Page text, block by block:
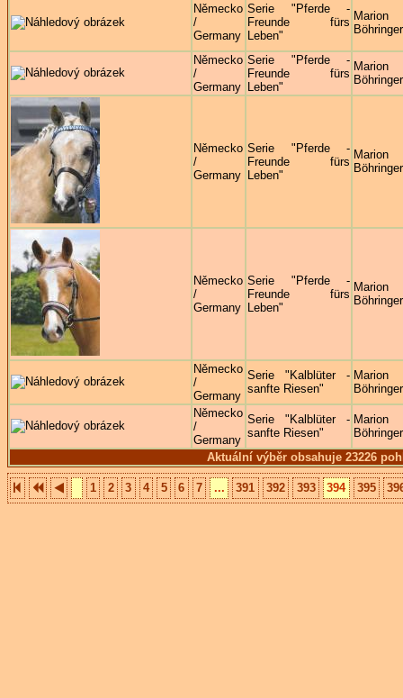
Aktuální výběr obsahuje 23226
Německo
/
Germany
Serie "Pferde -
Freunde fürs
Leben"
Marion
Böhringer
Německo
/
Germany
Serie "Pferde -
Freunde fürs
Leben"
Marion
Böhringer
Německo
/
Germany
Serie "Pferde -
Freunde fürs
Leben"
Marion
Böhringer
Německo
/
Germany
Serie "Pferde -
Freunde fürs
Leben"
Marion
Böhringer
Německo
/
Germany
Serie "Kalblüter -
sanfte Riesen"
Marion
Böhringer
Německo
/
Germany
Serie "Kalblüter -
sanfte Riesen"
Marion
Böhringer
1 2 3 4 5 6 7 ... 391 392 393 394 395